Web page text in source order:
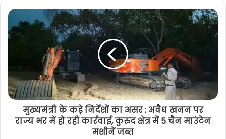
मुख्यमंत्री के कड़े निर्देशों का असर : अवैध खनन पर
राज्य भर में हो रही कार्रवाई, कुरुद क्षेत्र में 5 चैन माउंटेन
मशीनें जब्त